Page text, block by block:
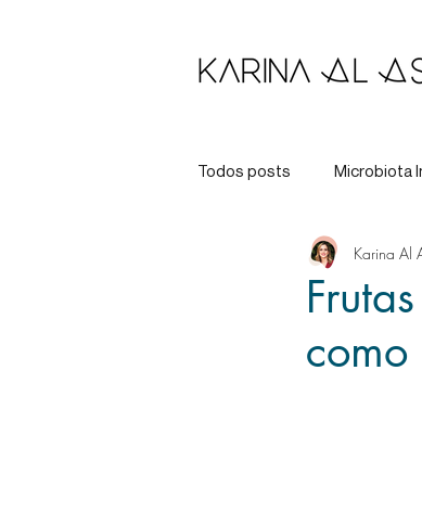
Todos posts Microbiota
Longevidade Karina Al